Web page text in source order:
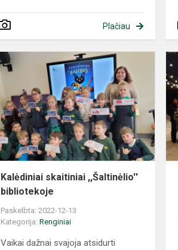
Plačiau
Kalėdiniai skaitiniai ,,Šaltinėlio''
bibliotekoje
Paskelbta: 2022-12-13
Kategorija:Renginiai
Vaikai dažnai svajoja atsidurti